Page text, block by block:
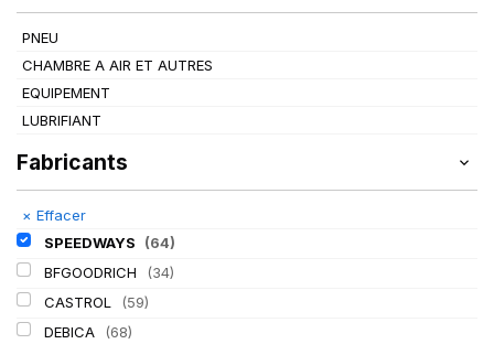
PNEU
CHAMBRE A AIR ET AUTRES
EQUIPEMENT
LUBRIFIANT
Fabricants
× Effacer
SPEEDWAYS
(64)
BFGOODRICH
(34)
CASTROL
(59)
DEBICA
(68)